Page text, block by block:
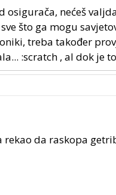
osigurača, nećeš
što ga mogu
treba također
:scratch , al dok je
rekao da raskopa